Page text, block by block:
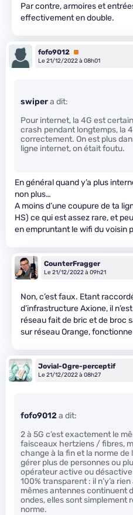
Par contre, armoires et
effectivement en double.
fofo9012 Premium
Le 21/12/2022 à 08h01
swipera dit:
Pour internet, la 4G est
crash pendant longtemps, la
correctement. On est plus
ligne internet, on était foutu.
En général quand y’a plus
non plus…
A moins d’une coupure de ta
HS) ce qui est assez rare, et
en empruntant le wifi du voisin
CounterFragger
Le 21/12/2022 à 09h21
Non, c’est faux. Etant
d’infrastructure Axione, il
réseau fait de bric et de broc
sur réseau Orange,
Jovial-Ogre-perceptif
Le 21/12/2022 à 08h27
fofo9012a dit:
2 à 5G c’est exactement le
faisceaux hertziens / fibres,
change à la fin et la norme de
gérer plus de personnes ou
opérateur active ou désactive
100% transparent : il n’y’a
mêmes antennes continuent
ondes, elles sont simplement
norme.